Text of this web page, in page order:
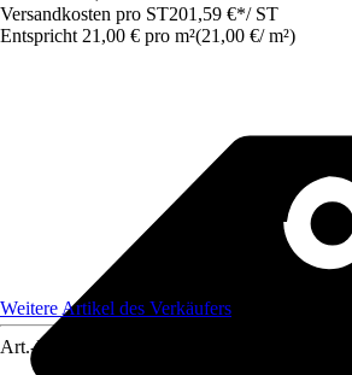
Versandkosten pro ST201,59 €*/ ST
Entspricht 21,00 € pro m²(21,00 €/ m²)
Weitere Artikel des Verkäufers
Art.-Nr.